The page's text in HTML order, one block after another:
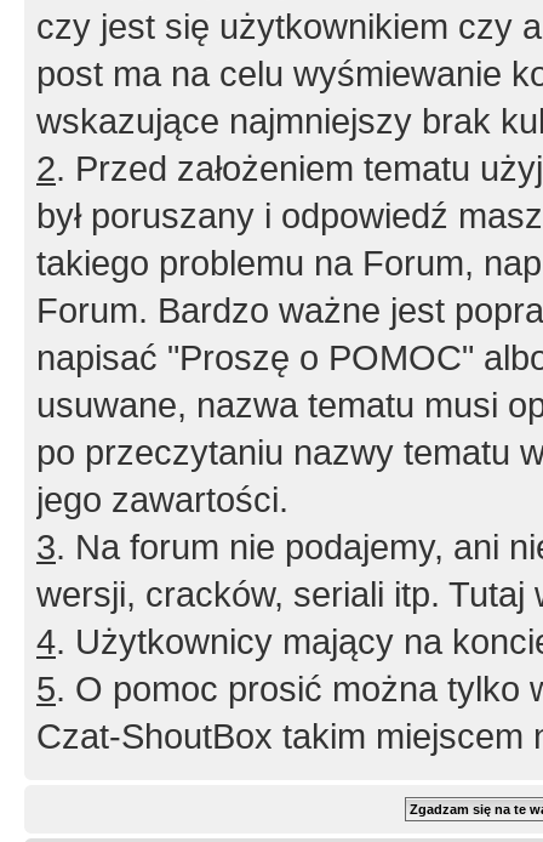
czy jest się użytkownikiem czy
post ma na celu wyśmiewanie
wskazujące najmniejszy brak
2. Przed założeniem tematu
był poruszany i odpowiedź
takiego problemu na Forum,
Forum. Bardzo ważne jest
napisać "Proszę o POMOC"
usuwane, nazwa tematu musi
po przeczytaniu nazwy tematu
jego zawartości.
3. Na forum nie podajemy, ani
wersji, cracków, seriali itp. Tutaj
4. Użytkownicy mający na
5. O pomoc prosić można tylko
Czat-ShoutBox takim miejscem